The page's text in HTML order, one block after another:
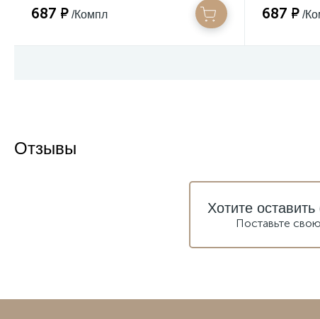
687 ₽ /Компл 687 ₽ /
Отзывы
Хотите
Поставьте